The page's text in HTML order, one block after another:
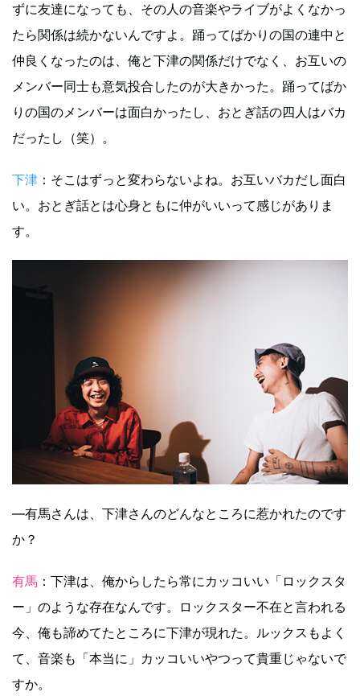
ずに友達になっても、その人の音楽やライブがよくなかっ
たら関係は続かないんですよ。踊ってばかりの国の連中と
仲良くなったのは、俺と下津の関係だけでなく、お互いの
メンバー同士も意気投合したのが大きかった。踊ってばか
りの国のメンバーは面白かったし、おとぎ話の四人はバカ
だったし（笑）。
下津 ：そこはずっと変わらないよね。お互いバカだし面白
い。おとぎ話とは心身ともに仲がいいって感じがありま
す。
―有馬さんは、下津さんのどんなところに惹かれたのです
か？
有馬 ：下津は、俺からしたら常にカッコいい「ロックスタ
ー」のような存在なんです。ロックスター不在と言われる
今、俺も諦めてたところに下津が現れた。ルックスもよく
て、音楽も「本当に」カッコいいやつって貴重じゃないで
すか。